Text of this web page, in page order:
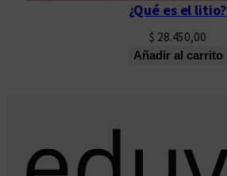
¿Qué es el litio?
$ 28.450,00
Añadir al carrito